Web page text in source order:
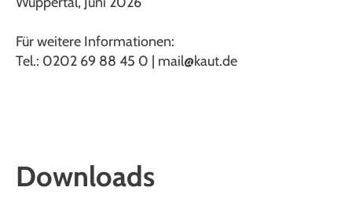
Downloads
Für weitere Informationen:
Tel.: 0202 69 88 45 0 | mail@kaut.de